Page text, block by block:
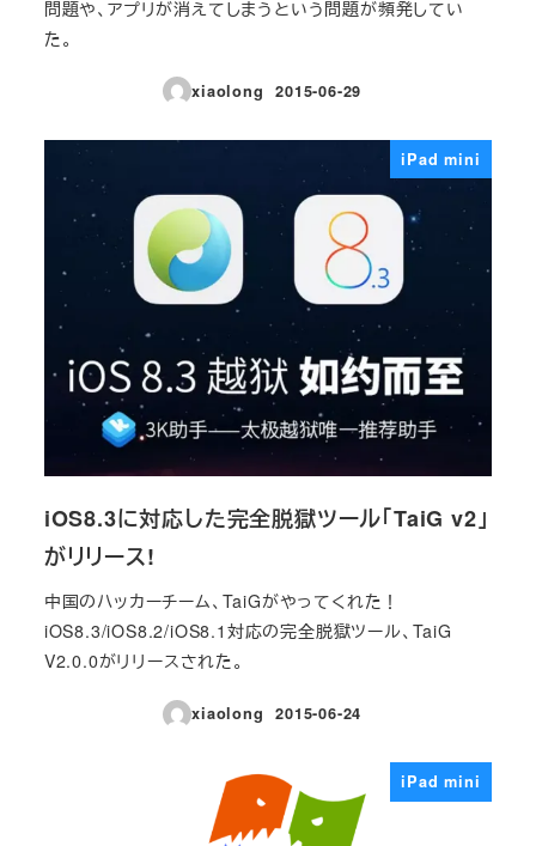
問題や、アプリが消えてしまうという問題が頻発してい
た。
xiaolong
投稿日
2015-06-29
iPad mini
iOS8.3に対応した完全脱獄ツール「TaiG v2」
がリリース!
中国のハッカーチーム、TaiGがやってくれた！
iOS8.3/iOS8.2/iOS8.1対応の完全脱獄ツール、TaiG
V2.0.0がリリースされた。
xiaolong
投稿日
2015-06-24
iPad mini